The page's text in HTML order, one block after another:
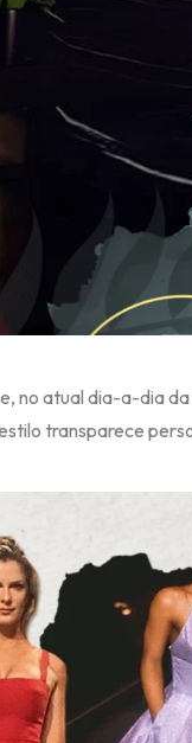
no atual dia-a-dia
transparece